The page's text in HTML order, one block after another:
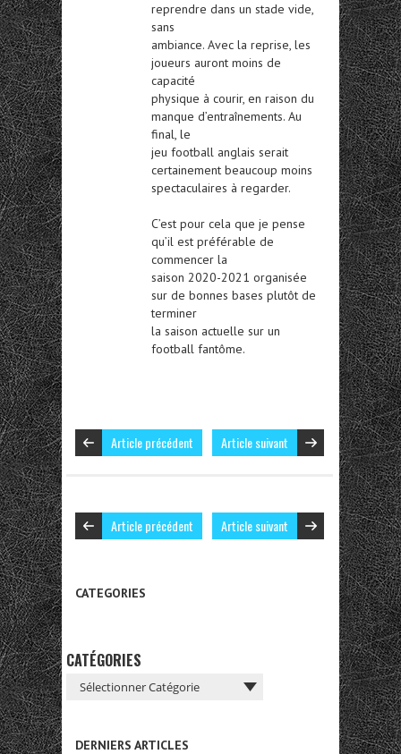
reprendre dans un stade vide,
sans
ambiance. Avec la reprise, les
joueurs auront moins de
capacité
physique à courir, en raison du
manque d’entraînements. Au
final, le
jeu football anglais serait
certainement beaucoup moins
spectaculaires à regarder.
C’est pour cela que je pense
qu’il est préférable de
commencer la
saison 2020-2021 organisée
sur de bonnes bases plutôt de
terminer
la saison actuelle sur un
football fantôme.
Article précédent Article suivant
Article précédent Article suivant
CATEGORIES
CATÉGORIES
DERNIERS ARTICLES